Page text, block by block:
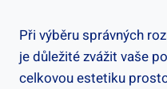
Při výběru správných
je důležité zvážit vaše
celkovou estetiku